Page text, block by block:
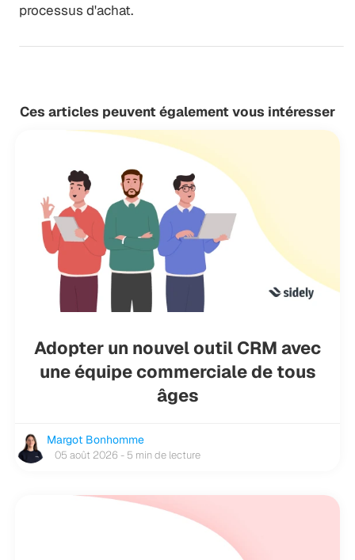
processus d'achat.
Ces articles peuvent également vous intéresser
Adopter un nouvel outil CRM avec
une équipe commerciale de tous
âges
Margot Bonhomme
05 août 2026 - 5 min de lecture